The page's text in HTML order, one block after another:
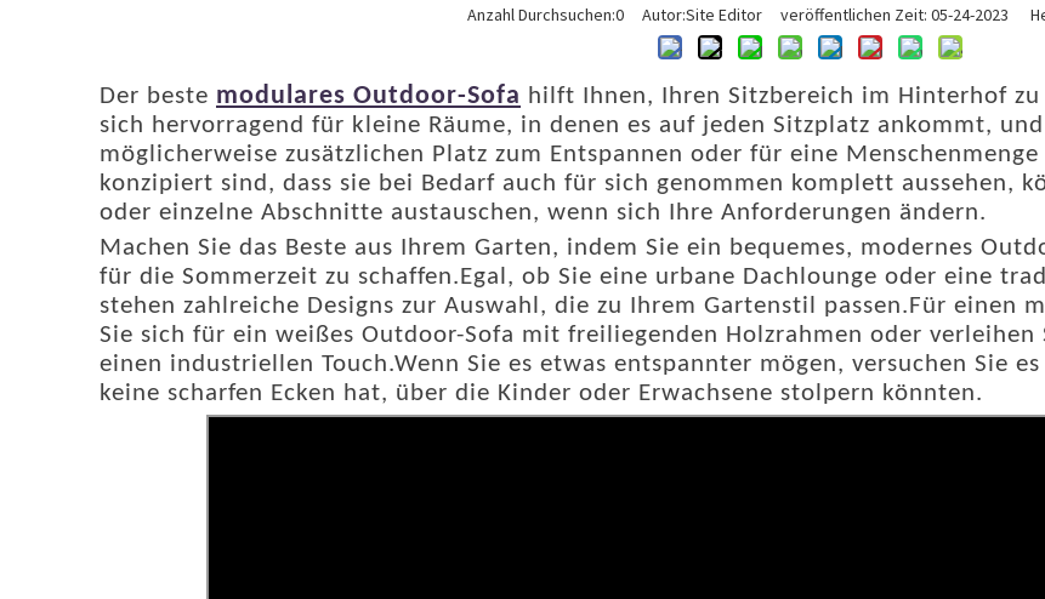
Anzahl Durchsuchen:0 Autor:Site Editor veröffentlichen Zeit: 05-24-2023
Der beste modulares Outdoor-Sofa hilft Ihnen, Ihren Sitzbereich im Hinterhof
sich hervorragend für kleine Räume, in denen es auf jeden Sitzplatz ankommt,
möglicherweise zusätzlichen Platz zum Entspannen oder für eine
konzipiert sind, dass sie bei Bedarf auch für sich genommen komplett aussehen,
oder einzelne Abschnitte austauschen, wenn sich Ihre Anforderungen ändern.
Machen Sie das Beste aus Ihrem Garten, indem Sie ein bequemes, modernes
für die Sommerzeit zu schaffen.Egal, ob Sie eine urbane Dachlounge oder eine
stehen zahlreiche Designs zur Auswahl, die zu Ihrem Gartenstil passen.Für einen
Sie sich für ein weißes Outdoor-Sofa mit freiliegenden Holzrahmen oder
einen industriellen Touch.Wenn Sie es etwas entspannter mögen, versuchen Sie
keine scharfen Ecken hat, über die Kinder oder Erwachsene stolpern könnten.